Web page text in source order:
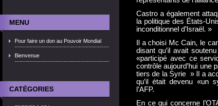
MENU
Pour faire un don au Pouvoir Mondial
Bienvenue
CATÉGORIES
Castro a également
la politique des États-
inconditionnel d’Israël. »
Il a choisi Mc Cain, le
disant qu’il avait
«participé avec ce
contrôle aujourd’hui une
tiers de la Syrie » Il a
qu’il était devenu «un
l’AFP.
En ce qui concerne